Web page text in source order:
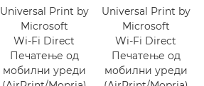
Universal Print by
Microsoft
Wi-Fi Direct
Печатење од
мобилни уреди
Universal Print by
Microsoft
Wi-Fi Direct
Печатење од
мобилни уреди